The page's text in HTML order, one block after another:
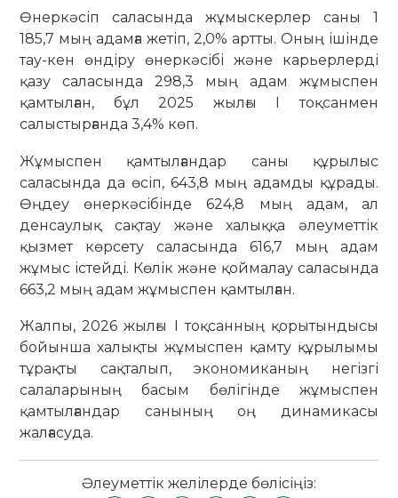
Өнеркәсіп саласында жұмыскерлер саны 1
185,7 мың адамға жетіп, 2,0% артты. Оның ішінде
тау-кен өндіру өнеркәсібі және карьерлерді
қазу саласында 298,3 мың адам жұмыспен
қамтылған, бұл 2025 жылғы I тоқсанмен
салыстырғанда 3,4% көп.
Жұмыспен қамтылғандар саны құрылыс
саласында да өсіп, 643,8 мың адамды құрады.
Өңдеу өнеркәсібінде 624,8 мың адам, ал
денсаулық сақтау және халыққа әлеуметтік
қызмет көрсету саласында 616,7 мың адам
жұмыс істейді. Көлік және қоймалау саласында
663,2 мың адам жұмыспен қамтылған.
Жалпы, 2026 жылғы I тоқсанның қорытындысы
бойынша халықты жұмыспен қамту құрылымы
тұрақты сақталып, экономиканың негізгі
салаларының басым бөлігінде жұмыспен
қамтылғандар санының оң динамикасы
жалғасуда.
Әлеуметтік желілерде бөлісіңіз: